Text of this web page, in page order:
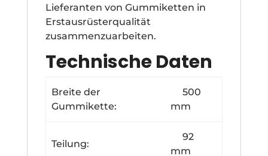
Lieferanten von Gummiketten in
Erstausrüsterqualität
zusammenzuarbeiten.
Technische Daten
Breite der
Gummikette:
500
mm
Teilung:
92
mm